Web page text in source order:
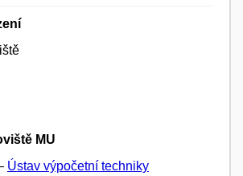
MU
Ústav výpočetní techniky